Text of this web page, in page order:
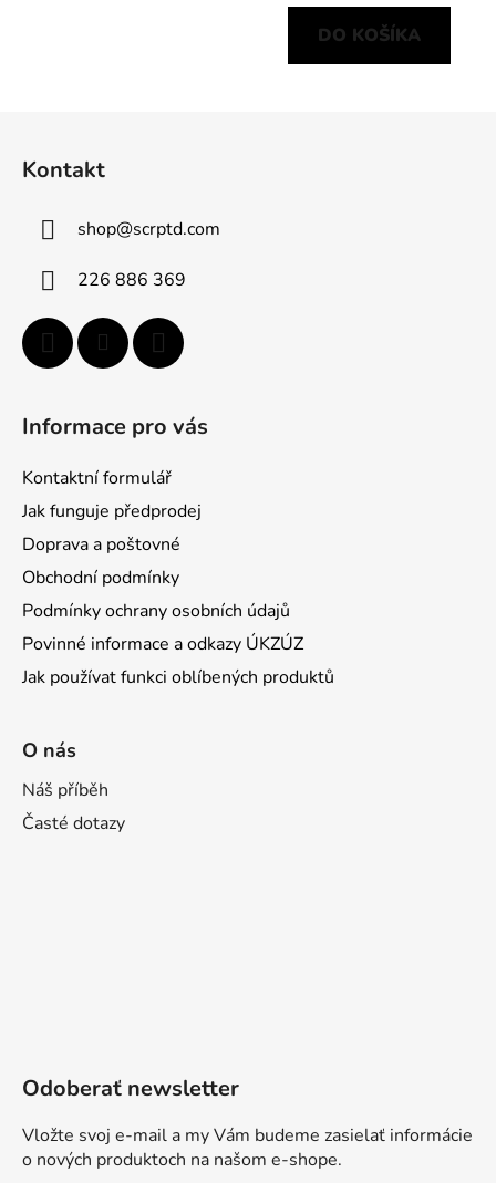
DO KOŠÍKA
Kontakt
shop@scrptd.com
226 886 369
Informace pro vás
Kontaktní formulář
Jak funguje předprodej
Doprava a poštovné
Obchodní podmínky
Podmínky ochrany osobních údajů
Povinné informace a odkazy ÚKZÚZ
Jak používat funkci oblíbených produktů
O nás
Náš příběh
Časté dotazy
Odoberať newsletter
Vložte svoj e-mail a my Vám budeme zasielať informácie
o nových produktoch na našom e-shope.